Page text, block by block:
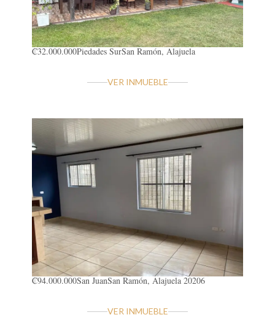
₡32.000.000Piedades SurSan Ramón, Alajuela
VER INMUEBLE
₡94.000.000San JuanSan Ramón, Alajuela 20206
VER INMUEBLE